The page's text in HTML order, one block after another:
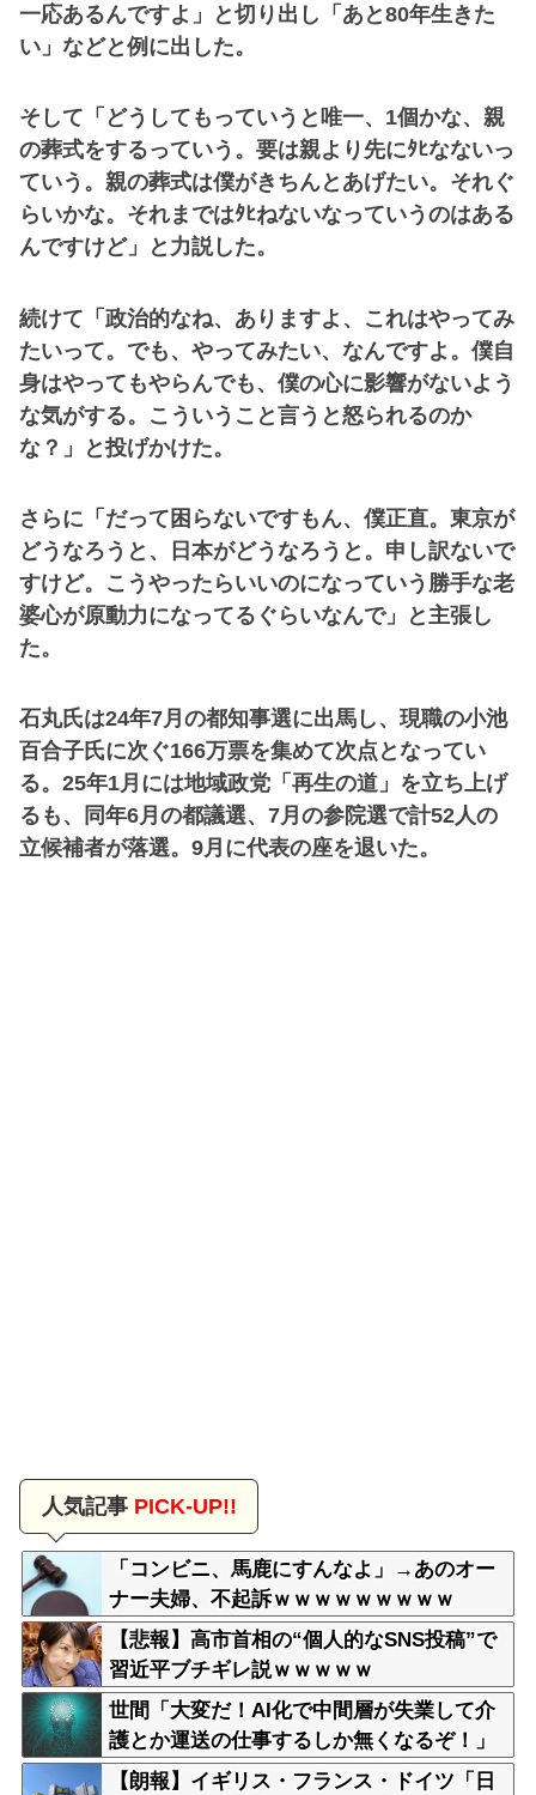
一応あるんですよ」と切り出し「あと80年生きた
い」などと例に出した。
そして「どうしてもっていうと唯一、1個かな、親
の葬式をするっていう。要は親より先にﾀﾋなないっ
ていう。親の葬式は僕がきちんとあげたい。それぐ
らいかな。それまではﾀﾋねないなっていうのはある
んですけど」と力説した。
続けて「政治的なね、ありますよ、これはやってみ
たいって。でも、やってみたい、なんですよ。僕自
身はやってもやらんでも、僕の心に影響がないよう
な気がする。こういうこと言うと怒られるのか
な？」と投げかけた。
さらに「だって困らないですもん、僕正直。東京が
どうなろうと、日本がどうなろうと。申し訳ないで
すけど。こうやったらいいのになっていう勝手な老
婆心が原動力になってるぐらいなんで」と主張し
た。
石丸氏は24年7月の都知事選に出馬し、現職の小池
百合子氏に次ぐ166万票を集めて次点となってい
る。25年1月には地域政党「再生の道」を立ち上げ
るも、同年6月の都議選、7月の参院選で計52人の
立候補者が落選。9月に代表の座を退いた。
人気記事PICK-UP!!
「コンビニ、馬鹿にすんなよ」→あのオー
ナー夫婦、不起訴ｗｗｗｗｗｗｗｗｗ
【悲報】高市首相の“個人的なSNS投稿”で
習近平ブチギレ説ｗｗｗｗｗ
世間「大変だ！AI化で中間層が失業して介
護とか運送の仕事するしか無くなるぞ！」
←うん…うん？
【朗報】イギリス・フランス・ドイツ「日